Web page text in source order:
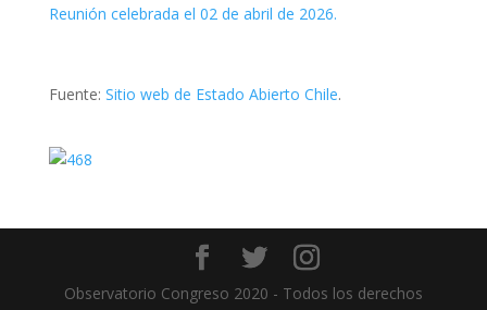
Reunión celebrada el 02 de abril de 2026.
Fuente: Sitio web de Estado Abierto Chile.
Observatorio Congreso 2020 - Todos los derechos